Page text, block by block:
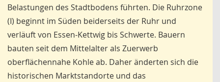
Belastungen des Stadtbodens führten. Die Ruhrzone
(I) beginnt im Süden beiderseits der Ruhr und
verläuft von Essen-Kettwig bis Schwerte. Bauern
bauten seit dem Mittelalter als Zuerwerb
oberflächennahe Kohle ab. Daher änderten sich die
historischen Marktstandorte und das